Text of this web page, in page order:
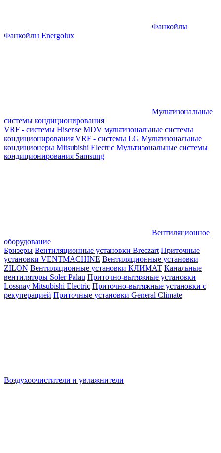
Фанкойлы
Фанкойлы Energolux
Мультизональные
системы кондиционирования
VRF - системы Hisense MDV мультизональные системы
кондиционирования VRF - системы LG Мультизональные
кондиционеры Mitsubishi Electric Мультизональные системы
кондиционирования Samsung
Вентиляционное
оборудование
Бризеры Вентиляционные установки Breezart Приточные
установки VENTMACHINE Вентиляционные установки
ZILON Вентиляционные установки КЛИМАТ Канальные
вентиляторы Soler Palau Приточно-вытяжные установки
Lossnay Mitsubishi Electric Приточно-вытяжные установки с
рекуперацией Приточные установки General Climate
Воздухоочистители и увлажнители